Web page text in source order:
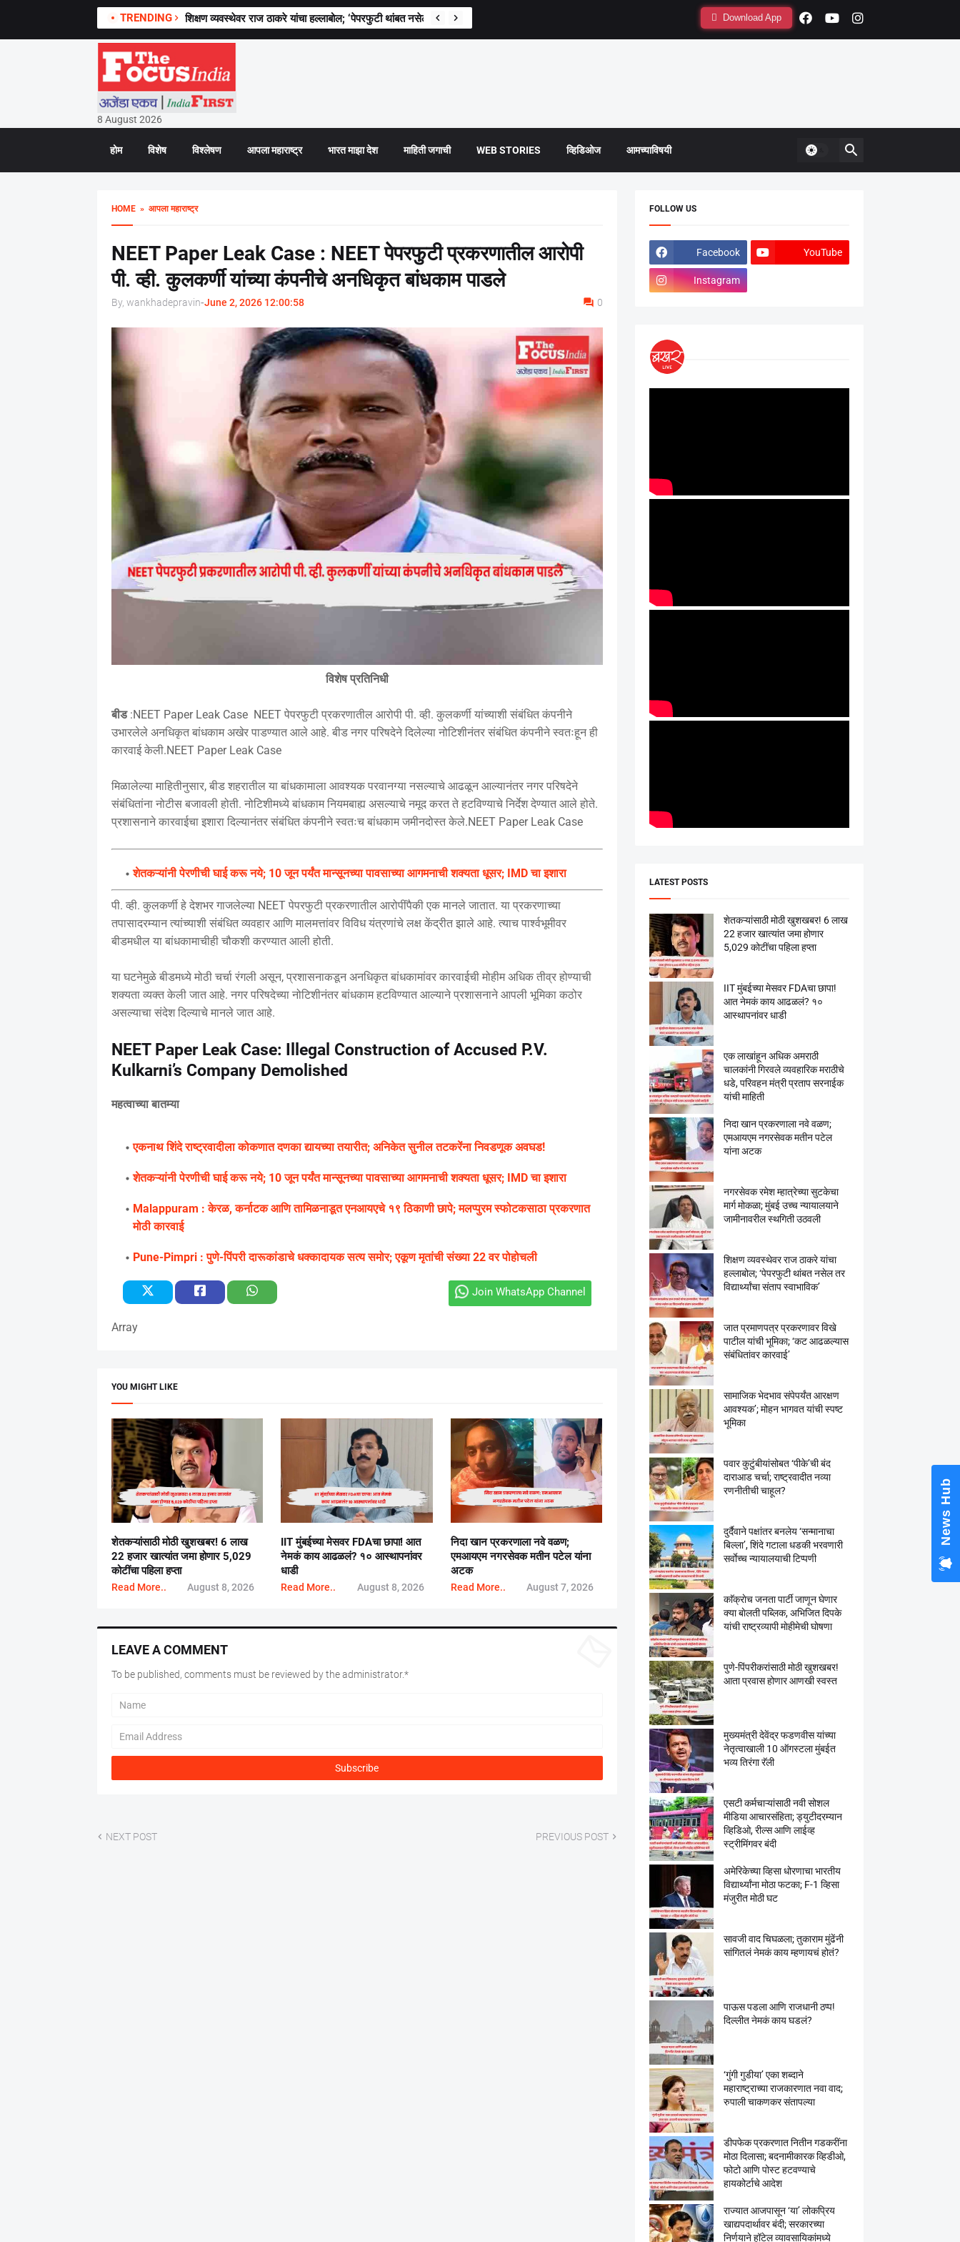
TRENDING शिक्षण व्यवस्थेवर राज ठाकरे यांचा हल्लाबोल; ‘पेपरफुटी थांबत नसेल तर विद्यार्थ्यांचा संताप स्वाभाविक’ Download App
8 August 2026
होम विशेष विश्लेषण आपला महाराष्ट्र भारत माझा देश माहिती जगाची WEB STORIES व्हिडिओज आमच्याविषयी
HOME» आपला महाराष्ट्र
NEET Paper Leak Case : NEET पेपरफुटी प्रकरणातील आरोपी
पी. व्ही. कुलकर्णी यांच्या कंपनीचे अनधिकृत बांधकाम पाडले
By, wankhadepravin-June 2, 2026 12:00:58 0
विशेष प्रतिनिधी
बीड:NEET Paper Leak Case NEET पेपरफुटी प्रकरणातील आरोपी पी. व्ही. कुलकर्णी यांच्याशी संबंधित कंपनीने
उभारलेले अनधिकृत बांधकाम अखेर पाडण्यात आले आहे. बीड नगर परिषदेने दिलेल्या नोटिशीनंतर संबंधित कंपनीने स्वतःहून ही
कारवाई केली.NEET Paper Leak Case
मिळालेल्या माहितीनुसार, बीड शहरातील या बांधकामाला आवश्यक परवानग्या नसल्याचे आढळून आल्यानंतर नगर परिषदेने
संबंधितांना नोटीस बजावली होती. नोटिशीमध्ये बांधकाम नियमबाह्य असल्याचे नमूद करत ते हटविण्याचे निर्देश देण्यात आले होते.
प्रशासनाने कारवाईचा इशारा दिल्यानंतर संबंधित कंपनीने स्वतःच बांधकाम जमीनदोस्त केले.NEET Paper Leak Case
शेतकऱ्यांनी पेरणीची घाई करू नये; 10 जून पर्यंत मान्सूनच्या पावसाच्या आगमनाची शक्यता धूसर; IMD चा इशारा
पी. व्ही. कुलकर्णी हे देशभर गाजलेल्या NEET पेपरफुटी प्रकरणातील आरोपींपैकी एक मानले जातात. या प्रकरणाच्या
तपासादरम्यान त्यांच्याशी संबंधित व्यवहार आणि मालमत्तांवर विविध यंत्रणांचे लक्ष केंद्रीत झाले आहे. त्याच पार्श्वभूमीवर
बीडमधील या बांधकामाचीही चौकशी करण्यात आली होती.
या घटनेमुळे बीडमध्ये मोठी चर्चा रंगली असून, प्रशासनाकडून अनधिकृत बांधकामांवर कारवाईची मोहीम अधिक तीव्र होण्याची
शक्यता व्यक्त केली जात आहे. नगर परिषदेच्या नोटिशीनंतर बांधकाम हटविण्यात आल्याने प्रशासनाने आपली भूमिका कठोर
असल्याचा संदेश दिल्याचे मानले जात आहे.
NEET Paper Leak Case: Illegal Construction of Accused P.V.
Kulkarni’s Company Demolished
महत्वाच्या बातम्या
एकनाथ शिंदे राष्ट्रवादीला कोकणात दणका द्यायच्या तयारीत; अनिकेत सुनील तटकरेंना निवडणूक अवघड!
शेतकऱ्यांनी पेरणीची घाई करू नये; 10 जून पर्यंत मान्सूनच्या पावसाच्या आगमनाची शक्यता धूसर; IMD चा इशारा
Malappuram : केरळ, कर्नाटक आणि तामिळनाडूत एनआयएचे १९ ठिकाणी छापे; मलप्पुरम स्फोटकसाठा प्रकरणात
मोठी कारवाई
Pune-Pimpri : पुणे-पिंपरी दारूकांडाचे धक्कादायक सत्य समोर; एकूण मृतांची संख्या 22 वर पोहोचली
Join WhatsApp Channel
Array
YOU MIGHT LIKE
शेतकऱ्यांसाठी मोठी खुशखबर! 6 लाख
22 हजार खात्यांत जमा होणार 5,029
कोटींचा पहिला हप्ता
Read More.. August 8, 2026
IIT मुंबईच्या मेसवर FDAचा छापा! आत
नेमकं काय आढळलं? १० आस्थापनांवर
धाडी
Read More.. August 8, 2026
निदा खान प्रकरणाला नवे वळण;
एमआयएम नगरसेवक मतीन पटेल यांना
अटक
Read More.. August 7, 2026
LEAVE A COMMENT
To be published, comments must be reviewed by the administrator.*
NEXT POST PREVIOUS POST
FOLLOW US
Facebook YouTube
Instagram
LATEST POSTS
शेतकऱ्यांसाठी मोठी खुशखबर! 6 लाख
22 हजार खात्यांत जमा होणार
5,029 कोटींचा पहिला हप्ता
IIT मुंबईच्या मेसवर FDAचा छापा!
आत नेमकं काय आढळलं? १०
आस्थापनांवर धाडी
एक लाखांहून अधिक अमराठी
चालकांनी गिरवले व्यवहारिक मराठीचे
धडे, परिवहन मंत्री प्रताप सरनाईक
यांची माहिती
निदा खान प्रकरणाला नवे वळण;
एमआयएम नगरसेवक मतीन पटेल
यांना अटक
नगरसेवक रमेश म्हात्रेच्या सुटकेचा
मार्ग मोकळा; मुंबई उच्च न्यायालयाने
जामीनावरील स्थगिती उठवली
शिक्षण व्यवस्थेवर राज ठाकरे यांचा
हल्लाबोल; ‘पेपरफुटी थांबत नसेल तर
विद्यार्थ्यांचा संताप स्वाभाविक’
जात प्रमाणपत्र प्रकरणावर विखे
पाटील यांची भूमिका; ‘कट आढळल्यास
संबंधितांवर कारवाई’
सामाजिक भेदभाव संपेपर्यंत आरक्षण
आवश्यक’; मोहन भागवत यांची स्पष्ट
भूमिका
पवार कुटुंबीयांसोबत ‘पीके’ची बंद
दाराआड चर्चा; राष्ट्रवादीत नव्या
रणनीतीची चाहूल?
दुर्दैवाने पक्षांतर बनलेय ‘सन्मानाचा
बिल्ला’, शिंदे गटाला धडकी भरवणारी
सर्वाेच्च न्यायालयाची टिप्पणी
काॅक्राेच जनता पार्टी जाणून घेणार
क्या बाेलती पब्लिक, अभिजित दिपके
यांची राष्ट्रव्यापी माेहीमेची घाेषणा
पुणे-पिंपरीकरांसाठी मोठी खुशखबर!
आता प्रवास होणार आणखी स्वस्त
मुख्यमंत्री देवेंद्र फडणवीस यांच्या
नेतृत्वाखाली 10 ऑगस्टला मुंबईत
भव्य तिरंगा रॅली
एसटी कर्मचाऱ्यांसाठी नवी सोशल
मीडिया आचारसंहिता; ड्युटीदरम्यान
व्हिडिओ, रील्स आणि लाईव्ह
स्ट्रीमिंगवर बंदी
अमेरिकेच्या व्हिसा धोरणाचा भारतीय
विद्यार्थ्यांना मोठा फटका; F-1 व्हिसा
मंजुरीत मोठी घट
सावजी वाद चिघळला; तुकाराम मुंढेंनी
सांगितलं नेमकं काय म्हणायचं होतं?
पाऊस पडला आणि राजधानी ठप्प!
दिल्लीत नेमकं काय घडलं?
‘गुंगी गुडीया’ एका शब्दाने
महाराष्ट्राच्या राजकारणात नवा वाद;
रुपाली चाकणकर संतापल्या
डीपफेक प्रकरणात नितीन गडकरींना
मोठा दिलासा; बदनामीकारक व्हिडीओ,
फोटो आणि पोस्ट हटवण्याचे
हायकोर्टाचे आदेश
राज्यात आजपासून ‘या’ लोकप्रिय
खाद्यपदार्थावर बंदी; सरकारच्या
निर्णयाने हॉटेल व्यावसायिकांमध्ये
News Hub